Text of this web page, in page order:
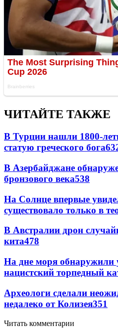
ЧИТАЙТЕ ТАКЖЕ
В Турции нашли 1800-
статую греческого бога
В Азербайджане
бронзового века538
На Солнце впервые
существовало только в
В Австралии дрон
кита478
На дне моря обнаружили
нацистский торпедный
Археологи сделали
недалеко от Колизея351
Читать комментарии